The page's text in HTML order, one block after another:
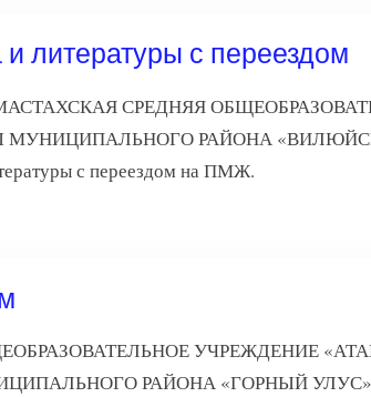
литературы с переездом
СРЕДНЯЯ
МУНИЦИПАЛЬНОГО РАЙОНА
с переездом на ПМЖ.
УЧРЕЖДЕНИЕ
РАЙОНА «ГОРНЫЙ УЛУС»